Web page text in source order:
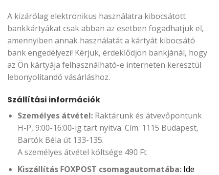
A kizárólag elektronikus használatra kibocsátott
bankkártyákat csak abban az esetben fogadhatjuk el,
amennyiben annak használatát a kártyát kibocsátó
bank engedélyezi! Kérjük, érdeklődjön bankjánál, hogy
az Ön kártyája felhasználható-e interneten keresztül
lebonyolítandó vásárláshoz.
Szállítási információk
Személyes átvétel:Raktárunk és átvevőpontunk
H-P, 9:00-16:00-ig tart nyitva. Cím: 1115 Budapest,
Bartók Béla út 133-135.
A személyes átvétel költsége 490 Ft
Kiszállítás FOXPOST csomagautomatába: Ide